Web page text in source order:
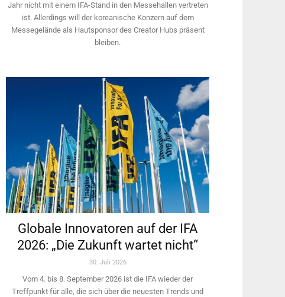
Jahr nicht mit einem IFA-Stand in den Messehallen vertreten
ist. Allerdings will ­der koreanische Konzern auf dem
Messegelände als Hautsponsor des Creator Hubs präsent
bleiben.
Globale Innovatoren auf der IFA
2026: „Die Zukunft wartet nicht“
30. Juli 2026
Vom 4. bis 8. September 2026 ist die IFA wieder der
Treffpunkt für alle, die sich über die neuesten Trends und